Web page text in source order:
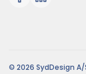
© 2026 SydDesign